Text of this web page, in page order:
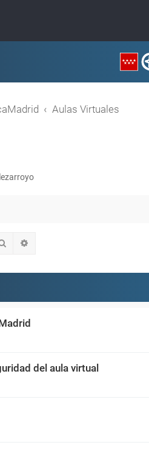
Aulas Virtuales
Buscar
del aula virtual